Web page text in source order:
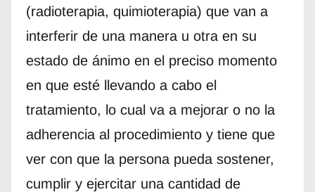
(radioterapia, quimioterapia) que van a
interferir de una manera u otra en su
estado de ánimo en el preciso momento
en que esté llevando a cabo el
tratamiento, lo cual va a mejorar o no la
adherencia al procedimiento y tiene que
ver con que la persona pueda sostener,
cumplir y ejercitar una cantidad de